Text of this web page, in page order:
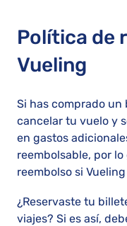
Política de
Vueling
Si has comprado un
cancelar tu vuelo y
en gastos
reembolsable, por
reembolso si
¿Reservaste tu
viajes? Si es así,